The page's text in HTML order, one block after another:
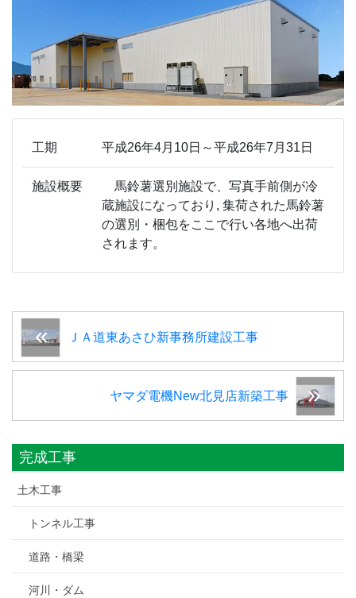
工期 平成26年4月10日～平成26年7月31日
施設概要
馬鈴薯選別施設で、写真手前側が冷
蔵施設になっており, 集荷された馬鈴薯
の選別・梱包をここで行い各地へ出荷
されます。
ＪＡ道東あさひ新事務所建設工事
ヤマダ電機New北見店新築工事
完成工事
土木工事
トンネル工事
道路・橋梁
河川・ダム